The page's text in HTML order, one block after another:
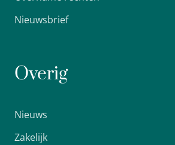
Nieuwsbrief
Overig
Nieuws
Zakelijk